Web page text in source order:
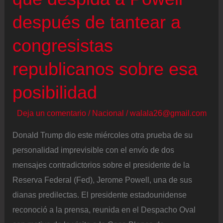
después de tantear a
congresistas
republicanos sobre esa
posibilidad
Deja un comentario / Nacional /walala26@gmail.com
Donald Trump dio este miércoles otra prueba de su
personalidad imprevisible con el envío de dos
mensajes contradictorios sobre el presidente de la
Reserva Federal (Fed), Jerome Powell, una de sus
dianas predilectas. El presidente estadounidense
reconoció a la prensa, reunida en el Despacho Oval